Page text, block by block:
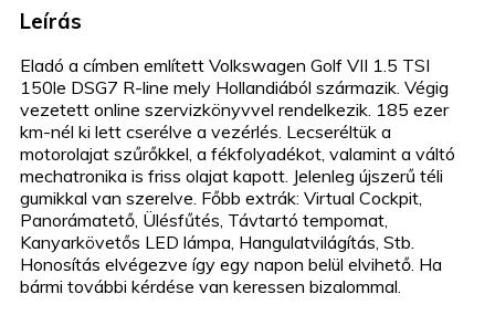
Leírás
Eladó a címben említett Volkswagen Golf VII 1.5 TSI
150le DSG7 R-line mely Hollandiából származik. Végig
vezetett online szervizkönyvvel rendelkezik. 185 ezer
km-nél ki lett cserélve a vezérlés. Lecseréltük a
motorolajat szűrőkkel, a fékfolyadékot, valamint a váltó
mechatronika is friss olajat kapott. Jelenleg újszerű téli
gumikkal van szerelve. Főbb extrák: Virtual Cockpit,
Panorámatető, Ülésfűtés, Távtartó tempomat,
Kanyarkövetős LED lámpa, Hangulatvilágítás, Stb.
Honosítás elvégezve így egy napon belül elvihető. Ha
bármi további kérdése van keressen bizalommal.